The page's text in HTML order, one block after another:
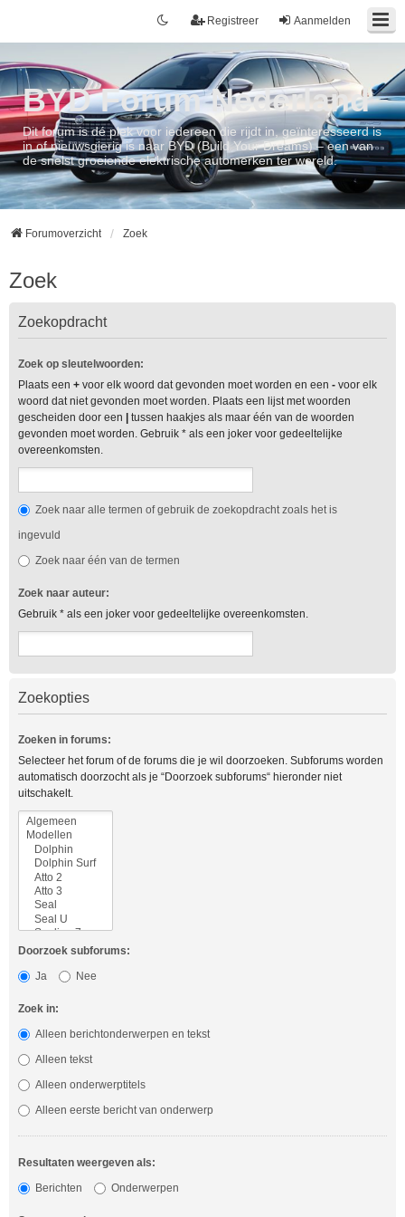
Aanmelden
Registreer
BYD Forum Nederland
Dit forum is dé plek voor iedereen die rijdt in, geïnteresseerd is
in of nieuwsgierig is naar BYD (Build Your Dreams) – een van
de snelst groeiende elektrische automerken ter wereld.
Forumoverzicht Zoek
Zoek
Zoekopdracht
Zoek op sleutelwoorden:
Plaats een + voor elk woord dat gevonden moet worden en een - voor elk
woord dat niet gevonden moet worden. Plaats een lijst met woorden
gescheiden door een
tussen haakjes als maar één van de woorden
gevonden moet worden. Gebruik * als een joker voor gedeeltelijke
overeenkomsten.
Zoek naar alle termen of gebruik de zoekopdracht zoals het is
ingevuld
Zoek naar één van de termen
Zoek naar auteur:
Gebruik * als een joker voor gedeeltelijke overeenkomsten.
Zoekopties
Zoeken in forums:
Selecteer het forum of de forums die je wil doorzoeken. Subforums worden
automatisch doorzocht als je “Doorzoek subforums“ hieronder niet
uitschakelt.
Doorzoek subforums:
Ja
Nee
Zoek in:
Alleen berichtonderwerpen en tekst
Alleen tekst
Alleen onderwerptitels
Alleen eerste bericht van onderwerp
Resultaten weergeven als:
Berichten
Onderwerpen